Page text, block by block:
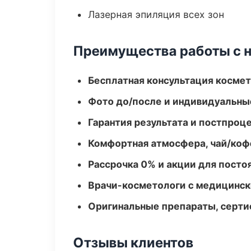
Лазерная эпиляция всех зон
Преимущества работы с
Бесплатная консультация
Фото до/после и
Гарантия результата и
Комфортная атмосфера, чай/
Рассрочка 0% и акции для
Врачи-косметологи с
Оригинальные препараты,
Отзывы клиентов